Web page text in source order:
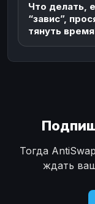
Что делать,
“завис”,
тянуть
Тогда
ждать